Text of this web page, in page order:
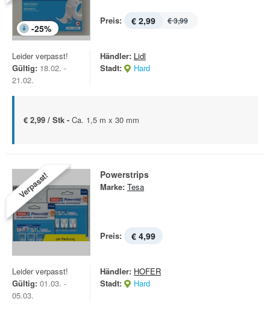
-25%
Preis: € 2,99 € 3,99
Leider verpasst!
Gültig: 18.02. -
21.02.
Händler: Lidl
Stadt:
Hard
€ 2,99 / Stk - Ca. 1,5 m x 30 mm
Verpasst! Powerstrips
Marke: Tesa
Preis: € 4,99
Leider verpasst!
Gültig: 01.03. -
05.03.
Händler: HOFER
Stadt:
Hard